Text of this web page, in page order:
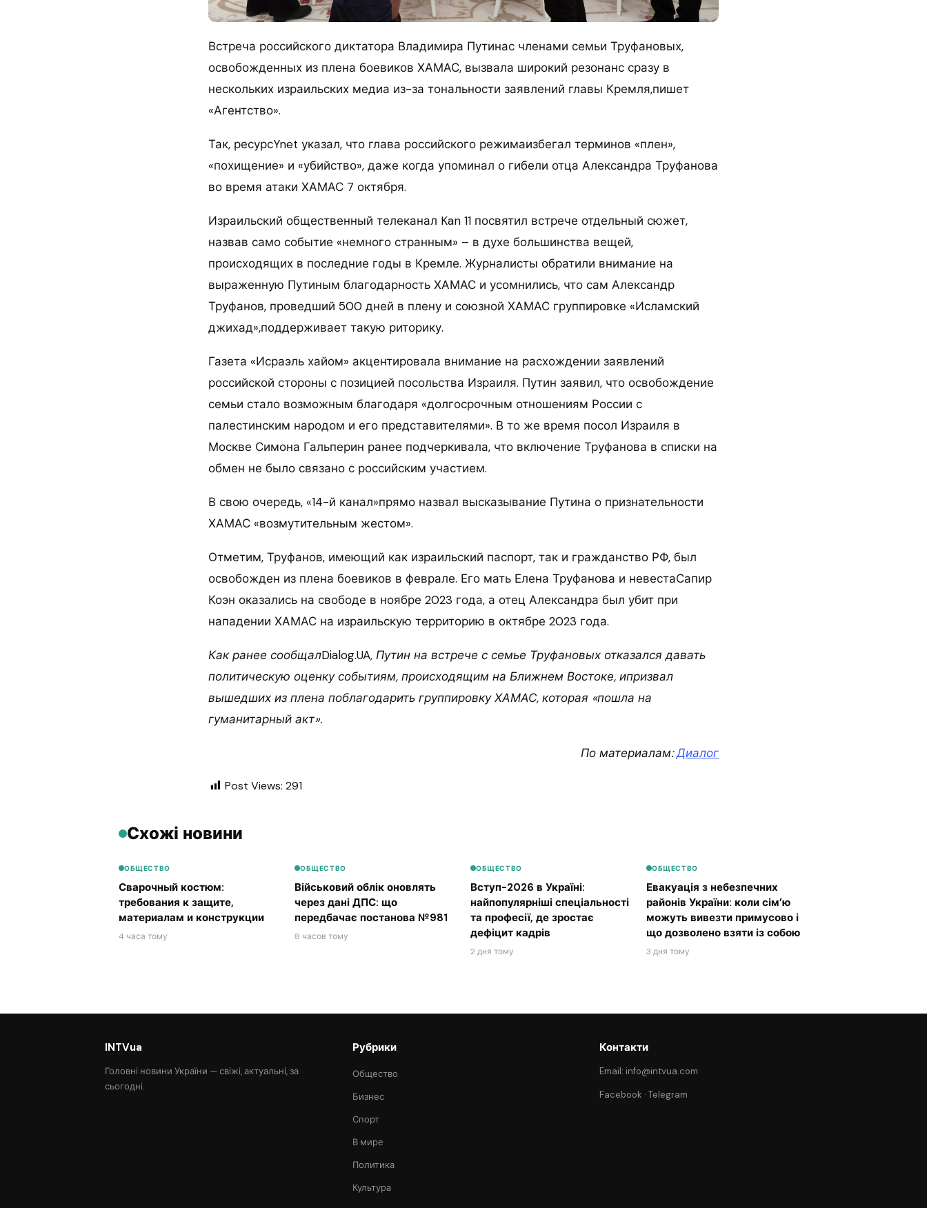
Встреча российского диктатора Владимира Путинас членами семьи Труфановых,
освобожденных из плена боевиков ХАМАС, вызвала широкий резонанс сразу в
нескольких израильских медиа из-за тональности заявлений главы Кремля,пишет
«Агентство».
Так, ресурсYnet указал, что глава российского режимаизбегал терминов «плен»,
«похищение» и «убийство», даже когда упоминал о гибели отца Александра Труфанова
во время атаки ХАМАС 7 октября.
Израильский общественный телеканал Kan 11 посвятил встрече отдельный сюжет,
назвав само событие «немного странным» – в духе большинства вещей,
происходящих в последние годы в Кремле. Журналисты обратили внимание на
выраженную Путиным благодарность ХАМАС и усомнились, что сам Александр
Труфанов, проведший 500 дней в плену и союзной ХАМАС группировке «Исламский
джихад»,поддерживает такую риторику.
Газета «Исраэль хайом» акцентировала внимание на расхождении заявлений
российской стороны с позицией посольства Израиля. Путин заявил, что освобождение
семьи стало возможным благодаря «долгосрочным отношениям России с
палестинским народом и его представителями». В то же время посол Израиля в
Москве Симона Гальперин ранее подчеркивала, что включение Труфанова в списки на
обмен не было связано с российским участием.
В свою очередь, «14-й канал»прямо назвал высказывание Путина о признательности
ХАМАС «возмутительным жестом».
Отметим, Труфанов, имеющий как израильский паспорт, так и гражданство РФ, был
освобожден из плена боевиков в феврале. Его мать Елена Труфанова и невестаСапир
Коэн оказались на свободе в ноябре 2023 года, а отец Александра был убит при
нападении ХАМАС на израильскую территорию в октябре 2023 года.
Как ранее сообщалDialog.UA, Путин на встрече с семье Труфановых отказался давать
политическую оценку событиям, происходящим на Ближнем Востоке, ипризвал
вышедших из плена поблагодарить группировку ХАМАС, которая «пошла на
гуманитарный акт».
По материалам:Диалог
Post Views: 291
Схожі новини
ОБЩЕСТВО
Сварочный костюм:
требования к защите,
материалам и конструкции
4 часа тому
ОБЩЕСТВО
Військовий облік оновлять
через дані ДПС: що
передбачає постанова №981
8 часов тому
ОБЩЕСТВО
Вступ-2026 в Україні:
найпопулярніші спеціальності
та професії, де зростає
дефіцит кадрів
2 дня тому
ОБЩЕСТВО
Евакуація з небезпечних
районів України: коли сім’ю
можуть вивезти примусово і
що дозволено взяти із собою
3 дня тому
INTVua
Головні новини України — свіжі, актуальні, за
сьогодні.
Рубрики
Общество
Бизнес
Спорт
В мире
Политика
Культура
Контакти
Email: info@intvua.com
Facebook ·Telegram